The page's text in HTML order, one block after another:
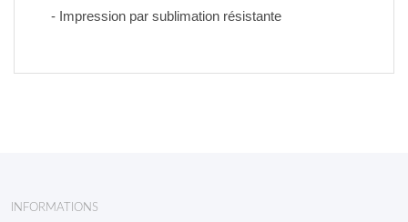
- Impression par sublimation résistante
INFORMATIONS